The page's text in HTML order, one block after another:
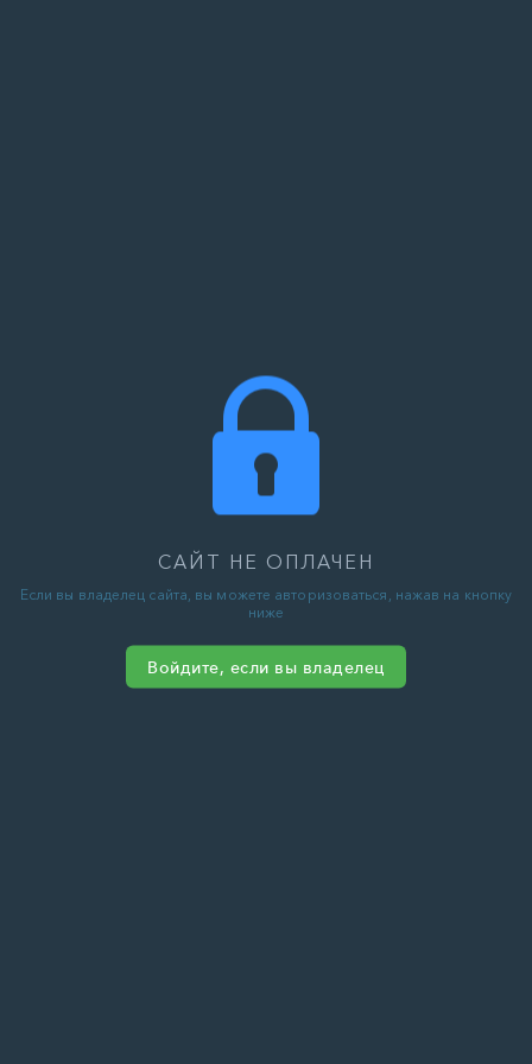
САЙТ НЕ ОПЛАЧЕН
Если вы владелец сайта, вы можете авторизоваться, нажав на кнопку
ниже
Войдите, если вы владелец